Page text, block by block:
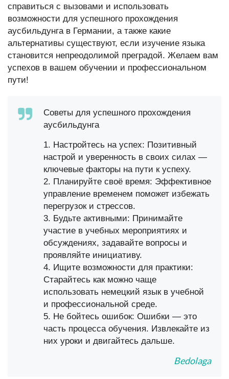
справиться с вызовами и использовать
возможности для успешного прохождения
аусбильдунга в Германии, а также какие
альтернативы существуют, если изучение языка
становится непреодолимой преградой. Желаем вам
успехов в вашем обучении и профессиональном
пути!
Советы для успешного прохождения
аусбильдунга
1. Настройтесь на успех: Позитивный
настрой и уверенность в своих силах —
ключевые факторы на пути к успеху.
2. Планируйте своё время: Эффективное
управление временем поможет избежать
перегрузок и стрессов.
3. Будьте активными: Принимайте
участие в учебных мероприятиях и
обсуждениях, задавайте вопросы и
проявляйте инициативу.
4. Ищите возможности для практики:
Старайтесь как можно чаще
использовать немецкий язык в учебной
и профессиональной среде.
5. Не бойтесь ошибок: Ошибки — это
часть процесса обучения. Извлекайте из
них уроки и двигайтесь дальше.
Bedolaga